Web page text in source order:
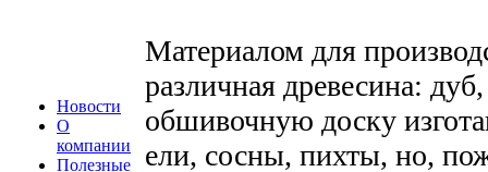
Новости
О
компании
Полезные
Материалом для
различная древесина:
обшивочную доску
ели, сосны, пихты, но,